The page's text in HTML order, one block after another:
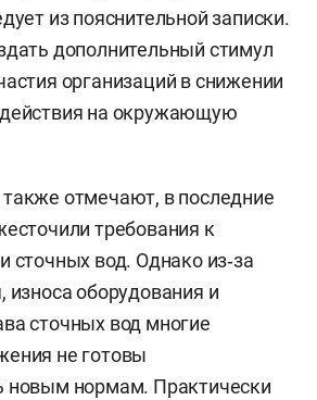
из пояснительной записки.
дополнительный стимул
организаций в снижении
на окружающую
отмечают, в последние
требования к
сточных вод. Однако из‑за
износа оборудования и
сточных вод многие
не готовы
новым нормам. Практически